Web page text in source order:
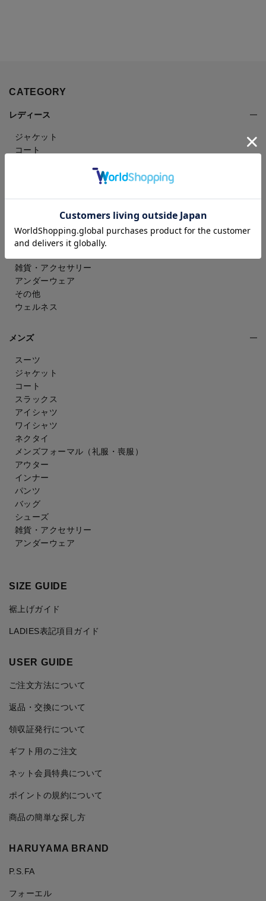
CATEGORY
レディース
ジャケット
コート
トップス
フォーマル（喪服・礼服）
バッグ
雑貨・アクセサリー
アンダーウェア
その他
ウェルネス
メンズ
スーツ
ジャケット
コート
スラックス
アイシャツ
ワイシャツ
ネクタイ
メンズフォーマル （礼服・喪服）
アウター
インナー
パンツ
バッグ
シューズ
雑貨・アクセサリー
アンダーウェア
SIZE GUIDE
裾上げガイド
LADIES表記項目ガイド
USER GUIDE
ご注文方法について
返品・交換について
領収証発行について
ギフト用のご注文
ネット会員特典について
ポイントの規約について
商品の簡単な探し方
HARUYAMA BRAND
P.S.FA
フォーエル